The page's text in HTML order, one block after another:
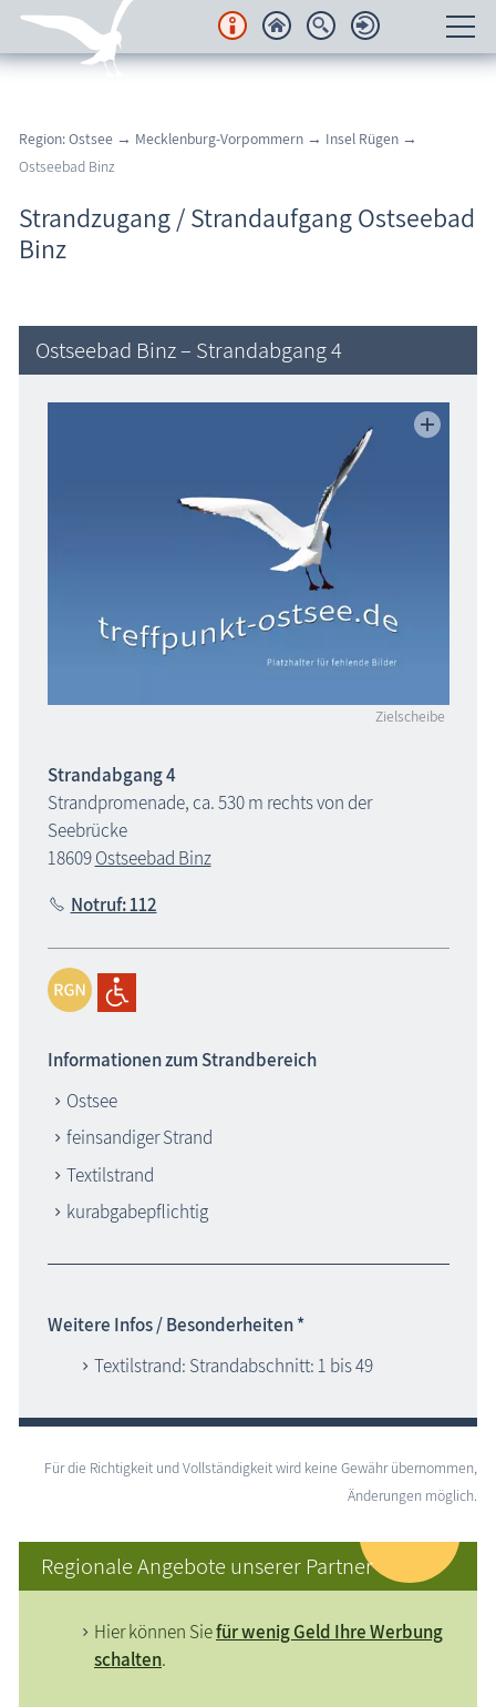
Regionales
Urlaubsorte
Karten
Wissenswertes
Region: Ostsee → Mecklenburg-Vorpommern → Insel Rügen →
Ostseebad Binz
Strandzugang / Strandaufgang Ostseebad
Binz
Ostseebad Binz – Strandabgang 4
Zielscheibe
Strandabgang 4
Strandpromenade, ca. 530 m rechts von der
Seebrücke
18609Ostseebad Binz
Notruf: 112
Informationen zum Strandbereich
Ostsee
feinsandiger Strand
Textilstrand
kurabgabepflichtig
Weitere Infos / Besonderheiten *
Textilstrand: Strandabschnitt: 1 bis 49
Für die Richtigkeit und Vollständigkeit wird keine Gewähr übernommen,
Änderungen möglich.
Regionale Angebote unserer Partner
Hier können Siefür wenig Geld Ihre Werbung
schalten.